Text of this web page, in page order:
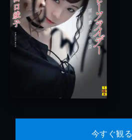
今すぐ観る